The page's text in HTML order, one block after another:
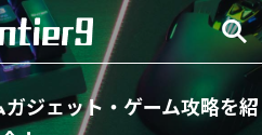
ジェット・ゲーム攻略を紹